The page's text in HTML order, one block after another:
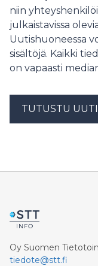
periaate, että
kylältä.
Kangaslammin
tuli tiensä
kaupan palvelut
kylällä.
on kiinnostava
Suomea
niin
julkaistavissa
Uutishuoneessa
sisältöjä. Kaikki
on vapaasti
TUTUSTU
Oy Suomen
tiedote@stt.fi